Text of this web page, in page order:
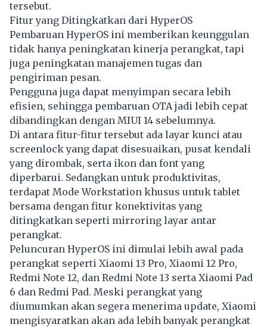
tersebut.
Fitur yang Ditingkatkan dari HyperOS
Pembaruan HyperOS ini memberikan keunggulan
tidak hanya peningkatan kinerja perangkat, tapi
juga peningkatan manajemen tugas dan
pengiriman pesan.
Pengguna juga dapat menyimpan secara lebih
efisien, sehingga pembaruan OTA jadi lebih cepat
dibandingkan dengan MIUI 14 sebelumnya.
Di antara fitur-fitur tersebut ada layar kunci atau
screenlock yang dapat disesuaikan, pusat kendali
yang dirombak, serta ikon dan font yang
diperbarui. Sedangkan untuk produktivitas,
terdapat Mode Workstation khusus untuk tablet
bersama dengan fitur konektivitas yang
ditingkatkan seperti mirroring layar antar
perangkat.
Peluncuran HyperOS ini dimulai lebih awal pada
perangkat seperti Xiaomi 13 Pro, Xiaomi 12 Pro,
Redmi Note 12, dan Redmi Note 13 serta Xiaomi Pad
6 dan Redmi Pad. Meski perangkat yang
diumumkan akan segera menerima update, Xiaomi
mengisyaratkan akan ada lebih banyak perangkat